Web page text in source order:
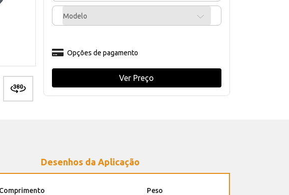
Modelo
Opções de pagamento
Ver Preço
Desenhos da Aplicação
Comprimento Peso